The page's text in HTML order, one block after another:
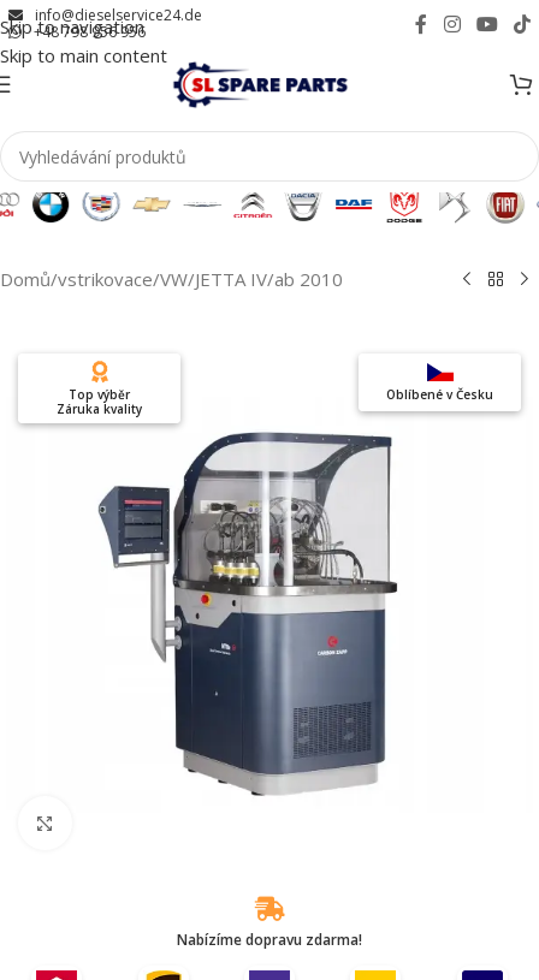
Skip to navigation
Skip to main content
info@dieselservice24.de
+48 798 956 956
Domů/vstrikovace/VW/JETTA IV/ab 2010
Oblíbené v Česku
Top výběr
Záruka kvality
Nabízíme dopravu zdarma!